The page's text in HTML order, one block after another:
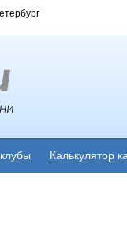
Калькулятор